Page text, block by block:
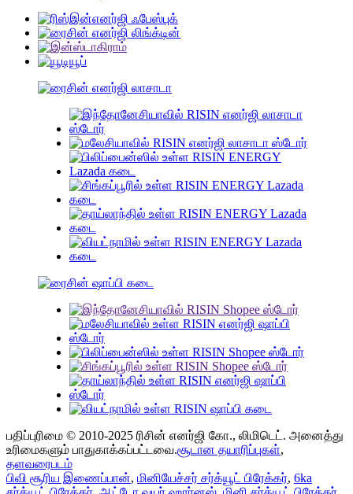
பதிப்புரிமை © 2010-2025 ரிசின் எனர்ஜி கோ., லிமிடெட். அனைத்து
உரிமைகளும் பாதுகாக்கப்பட்டவை.சூடான தயாரிப்புகள்,
தளவரைபடம்
பிவி சூரிய இணைப்பான், மினியேச்சர் சர்க்யூட் பிரேக்கர், 6ka